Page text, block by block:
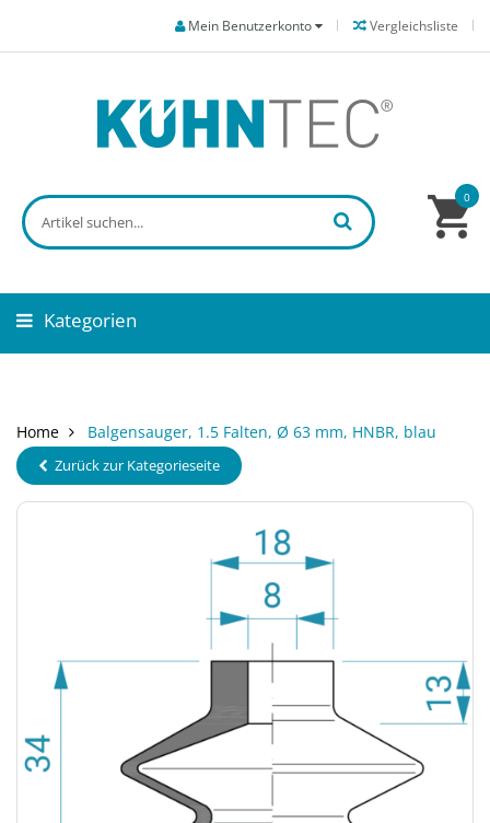
Vergleichsliste
Mein Benutzerkonto
0
Kategorien
Home Balgensauger, 1.5 Falten, Ø 63 mm, HNBR, blau
Zurück zur Kategorieseite